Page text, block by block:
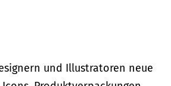
und Illustratoren neue